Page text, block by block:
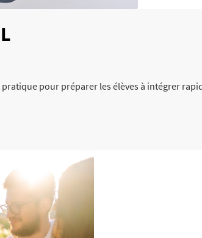
pour préparer les élèves à intégrer